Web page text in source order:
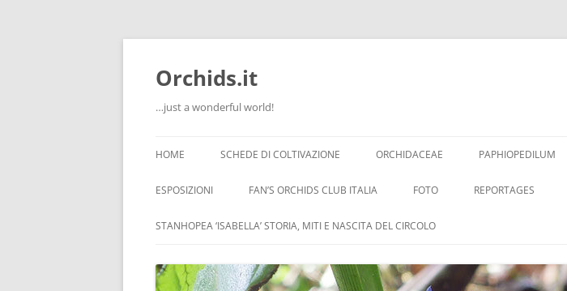
Orchids.it
…just a wonderful world!
al
HOME
INFO
LA SERRA DI GUIDO
SCHEDE DI COLTIVAZIONE ORCHIDACEAE PAPHIOPEDILUM
ESPOSIZIONI FAN’S ORCHIDS CLUB ITALIA FOTO REPORTAGES
STANHOPEA ‘ISABELLA’ STORIA, MITI E NASCITA DEL CIRCOLO